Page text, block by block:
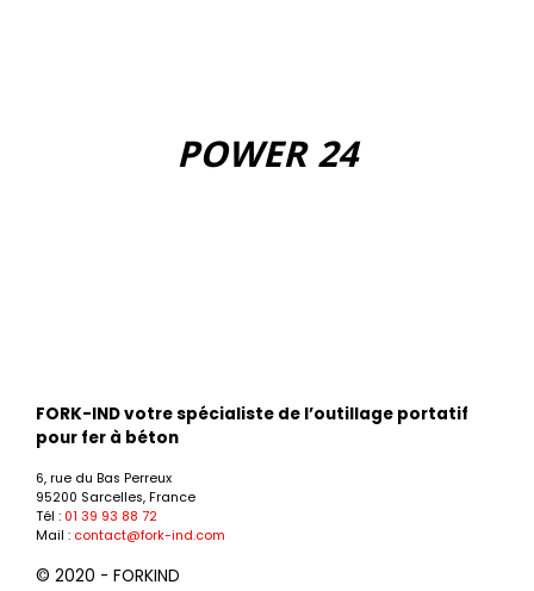
POWER 24
FORK-IND votre spécialiste de l’outillage portatif
pour fer à béton
6, rue du Bas Perreux
95200 Sarcelles, France
Tél : 01 39 93 88 72
Mail : contact@fork-ind.com
© 2020 - FORKIND